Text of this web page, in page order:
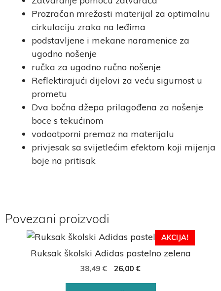
Prozračan mrežasti materijal za optimalnu
cirkulaciju zraka na leđima
podstavljene i mekane naramenice za
ugodno nošenje
ručka za ugodno ručno nošenje
Reflektirajući dijelovi za veću sigurnost u
prometu
Dva bočna džepa prilagođena za nošenje
boce s tekućinom
vodootporni premaz na materijalu
privjesak sa svijetlećim efektom koji mijenja
boje na pritisak
Povezani proizvodi
AKCIJA!
Ruksak školski Adidas pastelno zelena
38,49€ 26,00 €